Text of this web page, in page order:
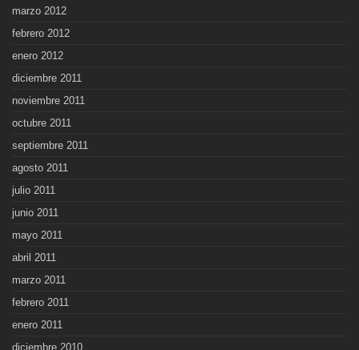
marzo 2012
febrero 2012
enero 2012
diciembre 2011
noviembre 2011
octubre 2011
septiembre 2011
agosto 2011
julio 2011
junio 2011
mayo 2011
abril 2011
marzo 2011
febrero 2011
enero 2011
diciembre 2010